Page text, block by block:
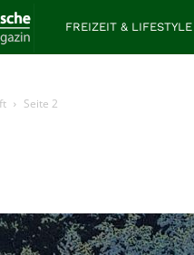
DieFREIZEIT & LIFESTYLE
Seite 2